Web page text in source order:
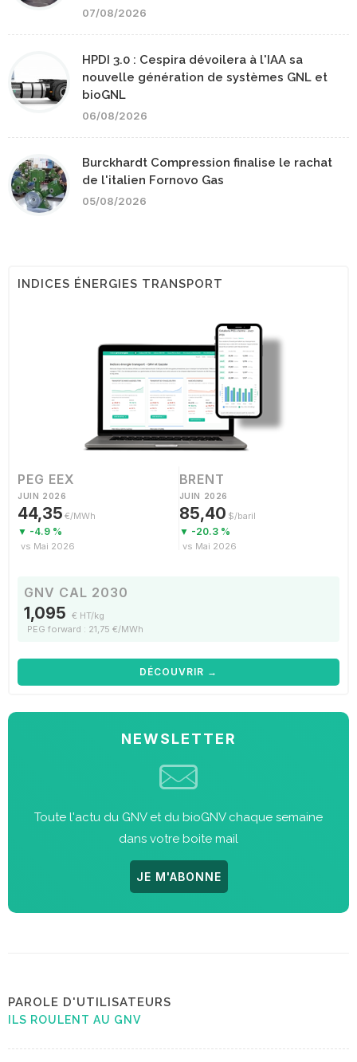
07/08/2026
HPDI 3.0 : Cespira dévoilera à l'IAA sa
nouvelle génération de systèmes GNL et
bioGNL
06/08/2026
Burckhardt Compression finalise le rachat
de l'italien Fornovo Gas
05/08/2026
INDICES ÉNERGIES TRANSPORT
PEG EEX
JUIN 2026
44,35 €/MWh
▼ -4.9 %
vs Mai 2026
BRENT
JUIN 2026
85,40 $/baril
▼ -20.3 %
vs Mai 2026
GNV CAL 2030
1,095 € HT/kg
PEG forward : 21,75 €/MWh
DÉCOUVRIR →
NEWSLETTER
Toute l'actu du GNV et du bioGNV chaque semaine
dans votre boite mail
JE M'ABONNE
PAROLE D'UTILISATEURS
ILS ROULENT AU GNV